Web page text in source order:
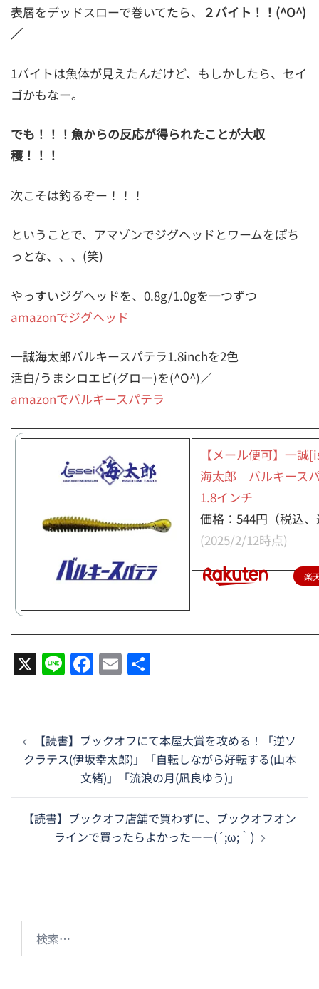
表層をデッドスローで巻いてたら、 ２バイト！！(^O^)
／
1バイトは魚体が見えたんだけど、もしかしたら、セイ
ゴかもなー。
でも！！！魚からの反応が得られたことが大収
穫！！！
次こそは釣るぞー！！！
ということで、アマゾンでジグヘッドとワームをぽち
っとな、、、(笑)
やっすいジグヘッドを、0.8g/1.0gを一つずつ
amazonでジグヘッド
一誠海太郎バルキースパテラ1.8inchを2色
活白/うまシロエビ(グロー)を(^O^)／
amazonでバルキースパテラ
【メール便可】一
海太郎 バルキー
1.8インチ
価格：544円（税込
(2025/2/12時点)
楽
Line Facebook
Email
稿
ナ
【読書】ブックオフにて本屋大賞を攻める！「逆ソ
クラテス(伊坂幸太郎)」「自転しながら好転する(山本
文緒)」「流浪の月(凪良ゆう)」
【読書】ブックオフ店舗で買わずに、ブックオフオン
ラインで買ったらよかったーー(´;ω;｀)